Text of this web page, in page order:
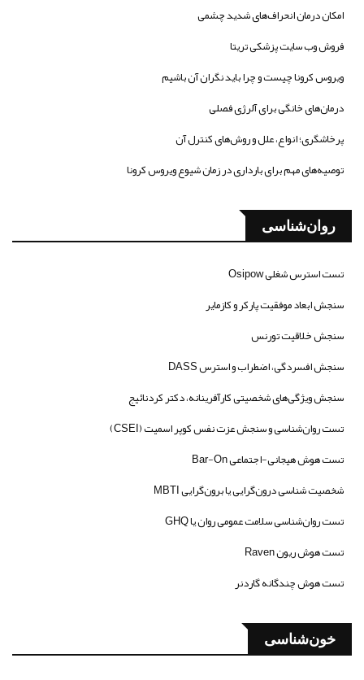
امکان درمان انحراف‌های شدید چشمی
فروش وب سایت پزشکی تریتا
ویروس کرونا چیست و چرا باید نگران آن باشیم
درمان‌های خانگی برای آلرژی فصلی
پرخاشگری؛ انواع، علل و روش‌های کنترل آن
توصیه‌های مهم برای بارداری در زمان شیوع ویروس کرونا
روان‌شناسی
تست استرس شغلی Osipow
سنجش ابعاد موفقیت پارکر و کازمایر
سنجش خلاقیت تورنس
سنجش افسردگی، اضطراب و استرس DASS
سنجش ویژگی‌های شخصیتی کارآفرینانه، دکتر کردنائیج
تست روان‌شناسی و سنجش عزت نفس کوپر اسمیت (CSEI)
تست هوش هیجانی-اجتماعی Bar-On
شخصیت شناسی درون‌گرایی یا برون‌گرایی MBTI
تست روان‌شناسی سلامت عمومی روان یا GHQ
تست هوش ریون Raven
تست هوش چندگانه گاردنر
خون‌شناسی